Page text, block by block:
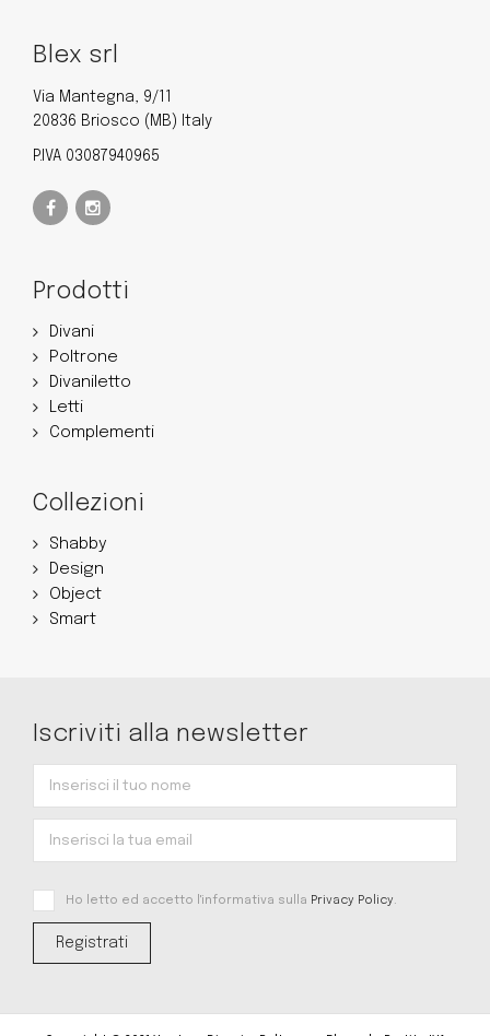
Blex srl
Via Mantegna, 9/11
20836 Briosco (MB) Italy
P.IVA 03087940965
Prodotti
Divani
Poltrone
Divaniletto
Letti
Complementi
Collezioni
Shabby
Design
Object
Smart
Iscriviti alla newsletter
Ho letto ed accetto l'informativa sulla Privacy Policy.